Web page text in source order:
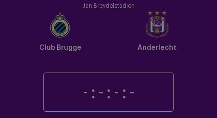
Jan Breydelstadion
Club Brugge Anderlecht
- : - : - : -